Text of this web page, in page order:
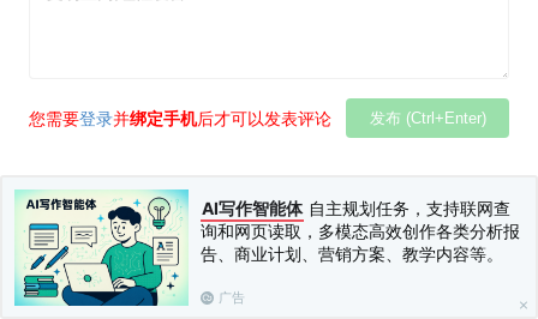
AI写作智能体 自主规划任务，支持联网查
询和网页读取，多模态高效创作各类分析报
告、商业计划、营销方案、教学内容等。
广告
您需要登录并绑定手机后才可以发表评论 发布 (Ctrl+Enter)